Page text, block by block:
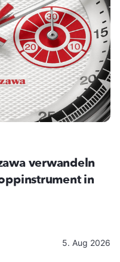
verwandeln
in
5. Aug 2026